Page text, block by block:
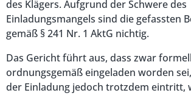
des Klägers. Aufgrund der Schwere des
Einladungsmangels sind die gefassten
gemäß § 241 Nr. 1 AktG nichtig.
Das Gericht führt aus, dass zwar formell
ordnungsgemäß eingeladen worden
der Einladung jedoch trotzdem eintritt,